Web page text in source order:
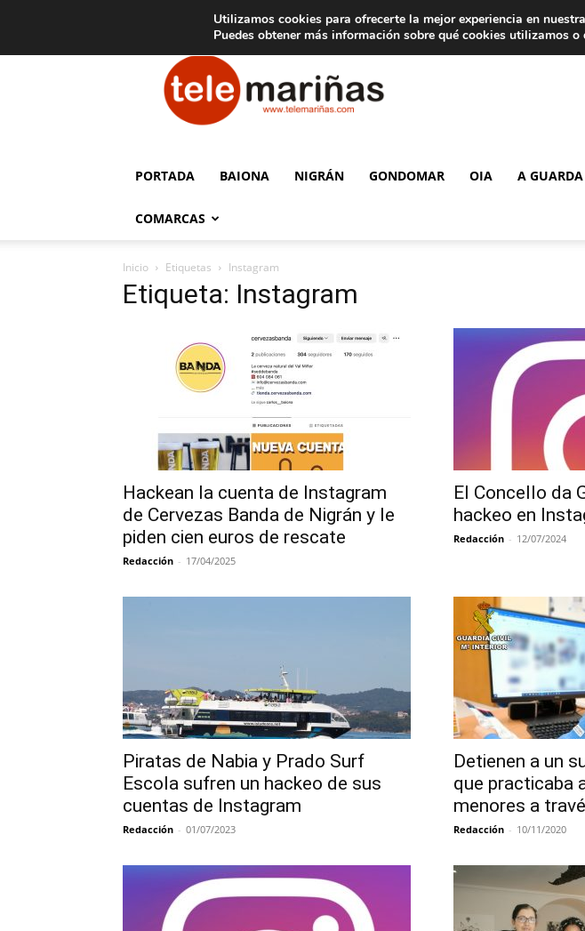
Aviso legal Tarifas de publicidad
Telemariñas
PORTADA BAIONA NIGRÁN GONDOMAR OIA A GUARDA
COMARCAS
Inicio Etiquetas Instagram
Etiqueta: Instagram
Hackean la cuenta de Instagram
de Cervezas Banda de Nigrán y le
piden cien euros de rescate
Redacción - 17/04/2025
El Concello da
hackeo en
Redacción - 12/07/2024
Piratas de Nabia y Prado Surf
Escola sufren un hackeo de sus
cuentas de Instagram
Redacción - 01/07/2023
Detienen a un
que practicaba
menores a
Redacción - 10/11/2020
Utilizamos cookies para ofrecerte la mejor experiencia en
Puedes obtener más información sobre qué cookies utilizamos o